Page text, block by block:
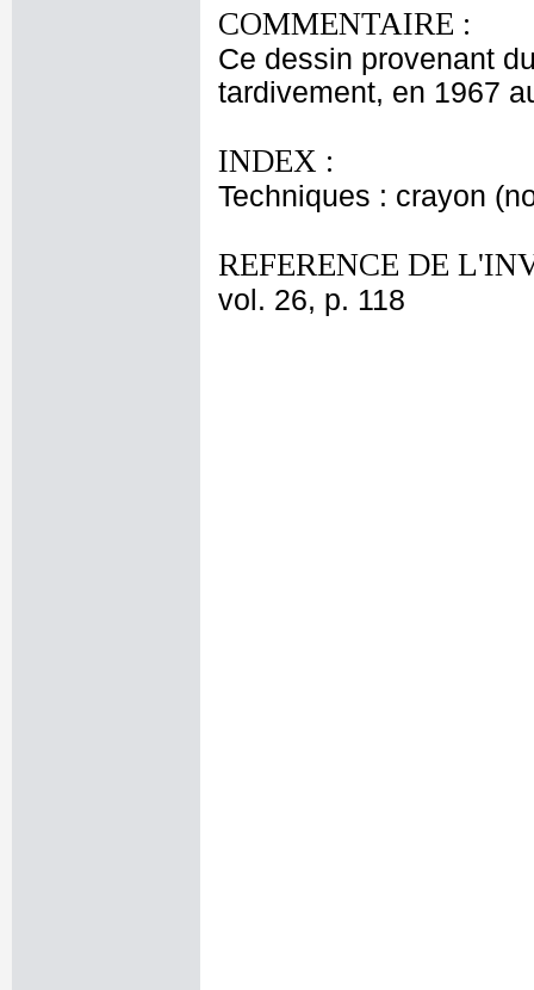
COMMENTAIRE :
Ce dessin provenant
tardivement, en 1967
INDEX :
Techniques : crayon
REFERENCE DE
vol. 26, p. 118